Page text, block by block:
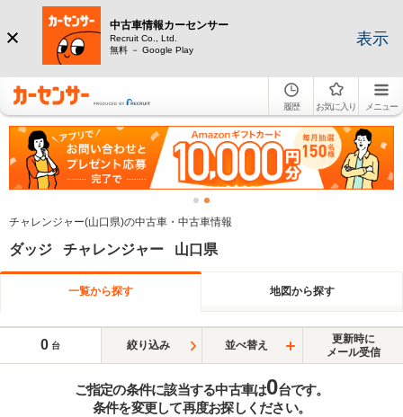
中古車情報カーセンサー
Recruit Co., Ltd.
無料 － Google Play
表示
履歴 お気に入り メニュー
チャレンジャー(山口県)の中古車・中古車情報
ダッジ チャレンジャー 山口県
一覧から探す 地図から探す
0 台 絞り込み 並べ替え
更新時に
メール受信
ご指定の条件に該当する中古車は0台です。
条件を変更して再度お探しください。